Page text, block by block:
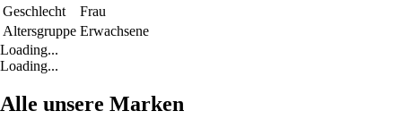
Geschlecht
Frau
Altersgruppe Erwachsene
Loading...
Loading...
Alle unsere Marken